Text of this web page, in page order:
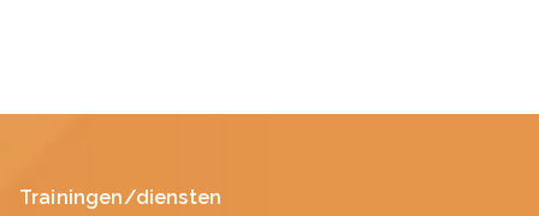
Trainingen/diensten